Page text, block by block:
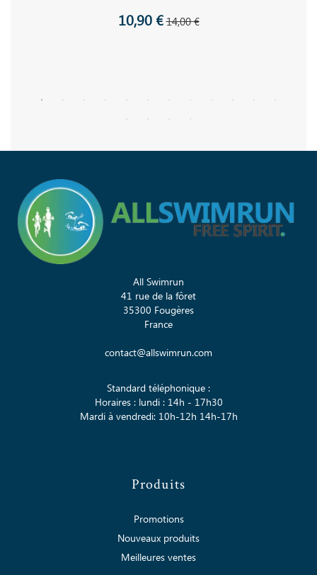
10,90 €14,00 €
All Swimrun
41 rue de la fôret
35300 Fougères
France
contact@allswimrun.com
Standard téléphonique :
Horaires : lundi : 14h - 17h30
Mardi à vendredi: 10h-12h 14h-17h
Produits
Promotions
Nouveaux produits
Meilleures ventes